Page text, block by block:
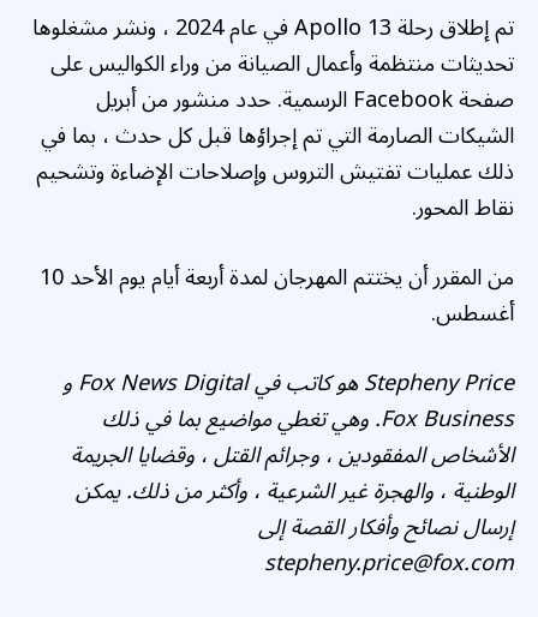
تم إطلاق رحلة Apollo 13 في عام 2024 ، ونشر مشغلوها
تحديثات منتظمة وأعمال الصيانة من وراء الكواليس على
صفحة Facebook الرسمية. حدد منشور من أبريل
الشيكات الصارمة التي تم إجراؤها قبل كل حدث ، بما في
ذلك عمليات تفتيش التروس وإصلاحات الإضاءة وتشحيم
نقاط المحور.
من المقرر أن يختتم المهرجان لمدة أربعة أيام يوم الأحد 10
أغسطس.
Stepheny Price هو كاتب في Fox News Digital و
Fox Business. وهي تغطي مواضيع بما في ذلك
الأشخاص المفقودين ، وجرائم القتل ، وقضايا الجريمة
الوطنية ، والهجرة غير الشرعية ، وأكثر من ذلك. يمكن
إرسال نصائح وأفكار القصة إلى
stepheny.price@fox.com